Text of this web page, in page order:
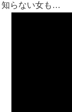
知らない女も…